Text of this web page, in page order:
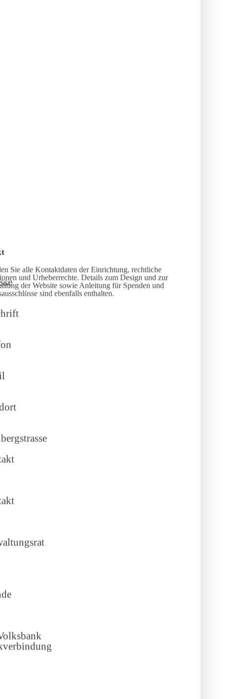
Sie alle Kontaktdaten der Einrichtung, rechtliche
und Urheberrechte. Details zum Design und zur
der Website sowie Anleitung für Spenden und
sind ebenfalls enthalten.